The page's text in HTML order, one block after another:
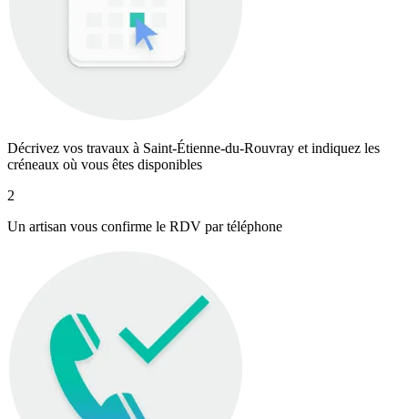
Décrivez vos travaux à Saint-Étienne-du-Rouvray et indiquez les
créneaux où vous êtes disponibles
2
Un artisan vous confirme le RDV par téléphone